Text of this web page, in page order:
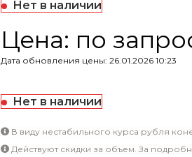
Нет в наличии
Цена: по
Дата обновления цены: 26.01.2026 10:23
Нет в наличии
В виду нестабильного курса рубля
Действуют скидки за объем. За